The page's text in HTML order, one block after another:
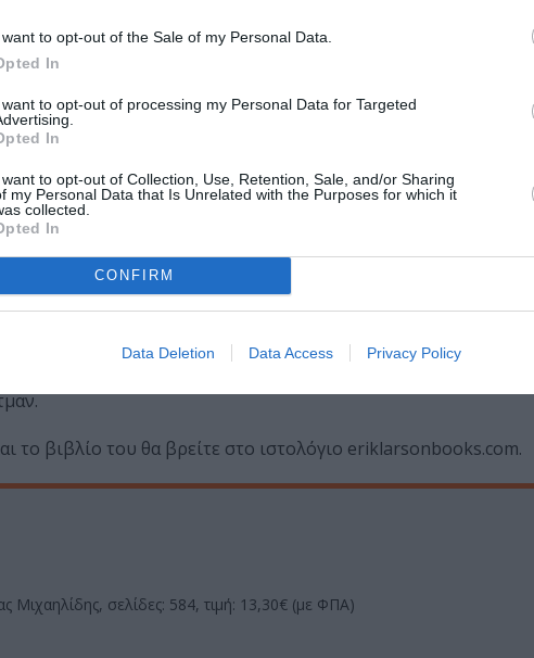
want to opt-out of the Sale of my Personal Data.
In
want to opt-out of processing my Personal Data for Targeted
In
want to opt-out of Collection, Use, Retention, Sale, and/or Sharing
my Personal Data that Is Unrelated with the Purposes for which it
collected.
In
CONFIRM
Data Deletion Data Access Privacy Policy
ιστορικός. Το προηγούμενο βιβλίο του (η ιστορία του
με το βραβείο Edgar και ήταν υποψήφιο για το Gold
επί 35 εβδομάδες στην κορυφή της λίστας των μπεστ σέλερ
από τον σκηνοθέτη του Artist Michel Hazanavicius με
το βιβλίο του θα βρείτε στο ιστολόγιο eriklarsonbooks.com.
Μιχαηλίδης, σελίδες: 584, τιμή: 13,30€ (με ΦΠΑ)